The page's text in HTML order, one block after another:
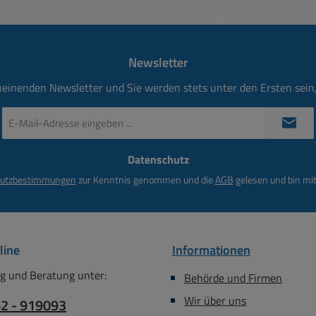
Newsletter
Newsletter und Sie werden stets unter den Ersten
Mail-
Datenschutz
zur Kenntnis genommen und dieAGB gelesen und bin
und Beratung unter:
- 919093
Informationen
Behörde und Firmen
Wir über uns